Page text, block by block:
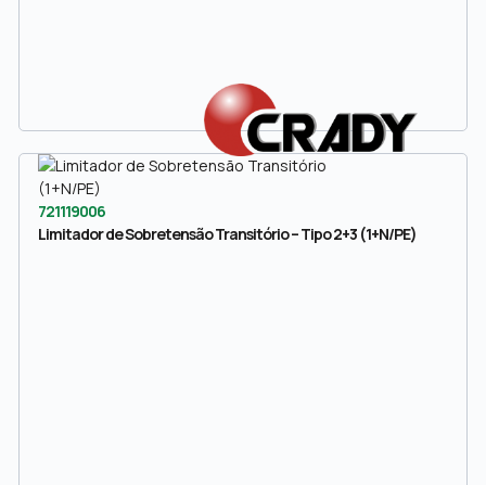
721119006
Limitador de Sobretensão Transitório – Tipo 2+3 (1+N/PE)